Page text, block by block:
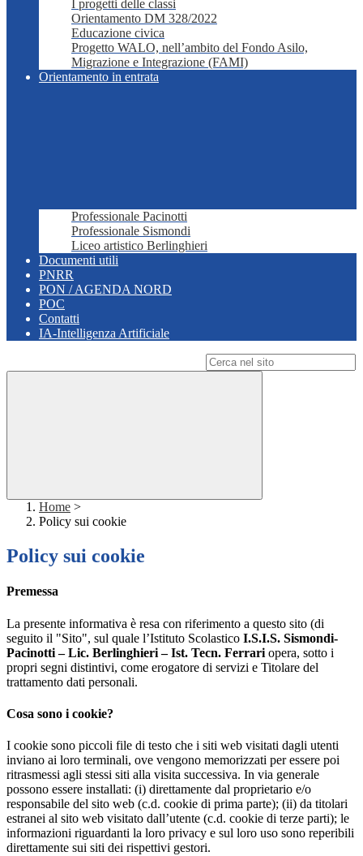
I progetti delle classi
Orientamento DM 328/2022
Educazione civica
Progetto WALO, nell’ambito del Fondo Asilo,
Migrazione e Integrazione (FAMI)
Orientamento in entrata
Professionale Pacinotti
Professionale Sismondi
Liceo artistico Berlinghieri
Documenti utili
PNRR
PON / AGENDA NORD
POC
Contatti
IA-Intelligenza Artificiale
Home >
Policy sui cookie
Policy sui cookie
Premessa
La presente informativa è resa con riferimento a questo sito (di
seguito il "Sito", sul quale l’Istituto Scolastico I.S.I.S. Sismondi-
Pacinotti – Lic. Berlinghieri – Ist. Tecn. Ferrari opera, sotto i
propri segni distintivi, come erogatore di servizi e Titolare del
trattamento dati personali.
Cosa sono i cookie?
I cookie sono piccoli file di testo che i siti web visitati dagli utenti
inviano ai loro terminali, ove vengono memorizzati per essere poi
ritrasmessi agli stessi siti alla visita successiva. In via generale
possono essere installati: (i) direttamente dal proprietario e/o
responsabile del sito web (c.d. cookie di prima parte); (ii) da titolari
estranei al sito web visitato dall’utente (c.d. cookie di terze parti); le
informazioni riguardanti la loro privacy e sul loro uso sono reperibili
direttamente sui siti dei rispettivi gestori.